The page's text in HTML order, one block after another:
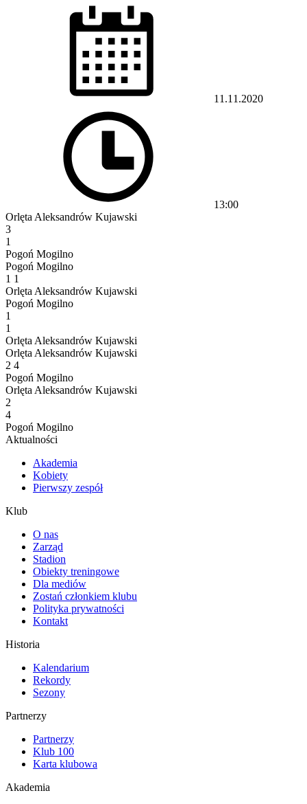
11.11.2020
13:00
Orlęta Aleksandrów Kujawski
3
1
Pogoń Mogilno
Pogoń Mogilno
1 1
Orlęta Aleksandrów Kujawski
Pogoń Mogilno
1
1
Orlęta Aleksandrów Kujawski
Orlęta Aleksandrów Kujawski
2 4
Pogoń Mogilno
Orlęta Aleksandrów Kujawski
2
4
Pogoń Mogilno
Aktualności
Akademia
Kobiety
Pierwszy zespół
Klub
O nas
Zarząd
Stadion
Obiekty treningowe
Dla mediów
Zostań członkiem klubu
Polityka prywatności
Kontakt
Historia
Kalendarium
Rekordy
Sezony
Partnerzy
Partnerzy
Klub 100
Karta klubowa
Akademia